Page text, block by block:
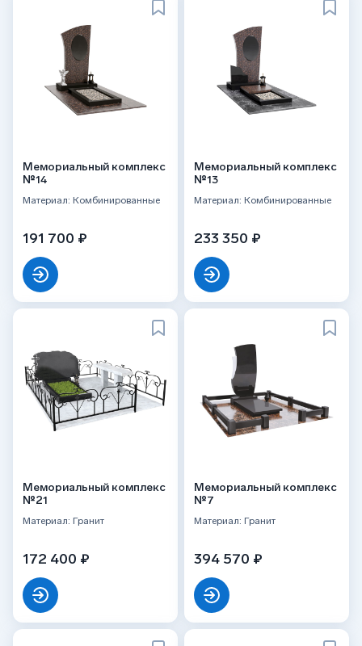
Мемориальный комплекс
№14
Материал: Комбинированные
191 700 ₽
Мемориальный комплекс
№13
Материал: Комбинированные
233 350 ₽
Мемориальный комплекс
№21
Материал: Гранит
172 400 ₽
Мемориальный комплекс
№7
Материал: Гранит
394 570 ₽